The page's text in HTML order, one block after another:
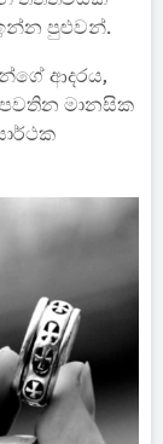
පුළුවන්.
ආදරය,
මානසික